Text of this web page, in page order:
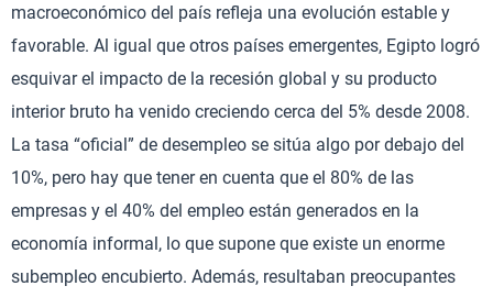
macroeconómico del país refleja una evolución estable y
favorable. Al igual que otros países emergentes, Egipto logró
esquivar el impacto de la recesión global y su producto
interior bruto ha venido creciendo cerca del 5% desde 2008.
La tasa “oficial” de desempleo se sitúa algo por debajo del
10%, pero hay que tener en cuenta que el 80% de las
empresas y el 40% del empleo están generados en la
economía informal, lo que supone que existe un enorme
subempleo encubierto. Además, resultaban preocupantes